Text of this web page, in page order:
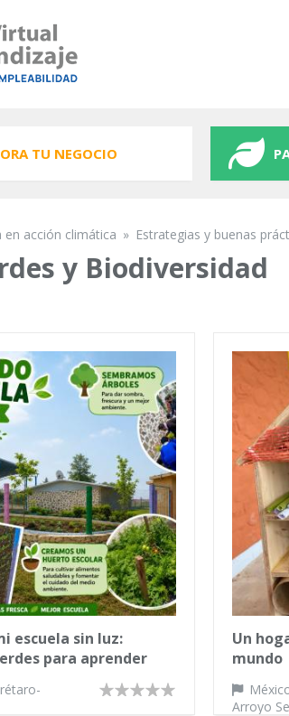
TU NEGOCIO
usted aquí
en acción climática » Estrategias y buenas
y Biodiversidad
escuela sin luz:
para aprender
Un
mundo
Arroyo